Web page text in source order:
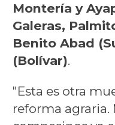
Montería y
Galeras,
Benito Abad
(Bolívar).
"Esta es otra
reforma agraria.